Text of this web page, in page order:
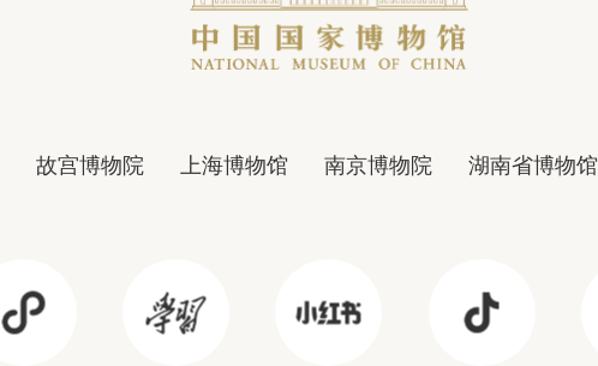
故宫博物院 上海博物馆 南京博物院 湖南省博物馆